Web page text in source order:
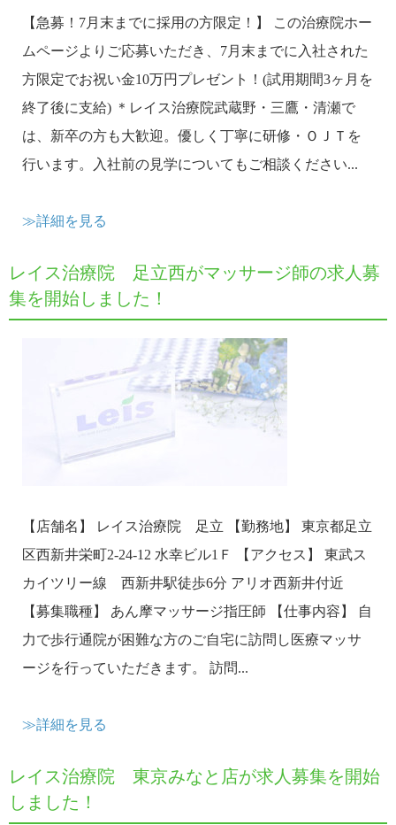
【急募！7月末までに採用の方限定！】 この治療院ホー
ムページよりご応募いただき、7月末までに入社された
方限定でお祝い金10万円プレゼント！(試用期間3ヶ月を
終了後に支給) ＊レイス治療院武蔵野・三鷹・清瀬で
は、新卒の方も大歓迎。優しく丁寧に研修・ＯＪＴを
行います。入社前の見学についてもご相談ください...
≫詳細を見る
レイス治療院 足立西がマッサージ師の求人募
集を開始しました！
【店舗名】 レイス治療院 足立 【勤務地】 東京都足立
区西新井栄町2-24-12 水幸ビル1Ｆ 【アクセス】 東武ス
カイツリー線 西新井駅徒歩6分 アリオ西新井付近
【募集職種】 あん摩マッサージ指圧師 【仕事内容】 自
力で歩行通院が困難な方のご自宅に訪問し医療マッサ
ージを行っていただきます。 訪問...
≫詳細を見る
レイス治療院 東京みなと店が求人募集を開始
しました！